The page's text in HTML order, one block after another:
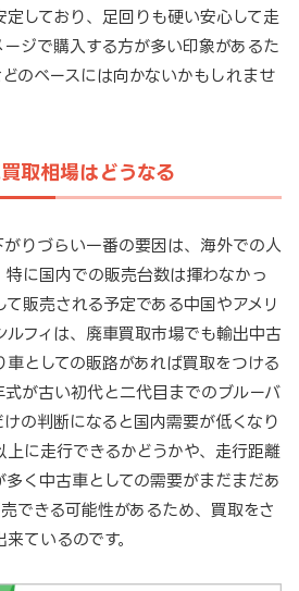
定しており、足回りも硬い安心して走
ジで購入する方が多い印象があるた
のベースには向かないかもしれませ
取相場はどうなる
りづらい一番の要因は、海外での人
特に国内での販売台数は揮わなかっ
販売される予定である中国やアメリ
ルフィは、廃車買取市場でも輸出中古
としての販路があれば買取をつける
式が古い初代と二代目までのブルーバ
の判断になると国内需要が低くなり
上に走行できるかどうかや、走行距離
く中古車としての需要がまだまだあ
できる可能性があるため、買取をさ
ているのです。